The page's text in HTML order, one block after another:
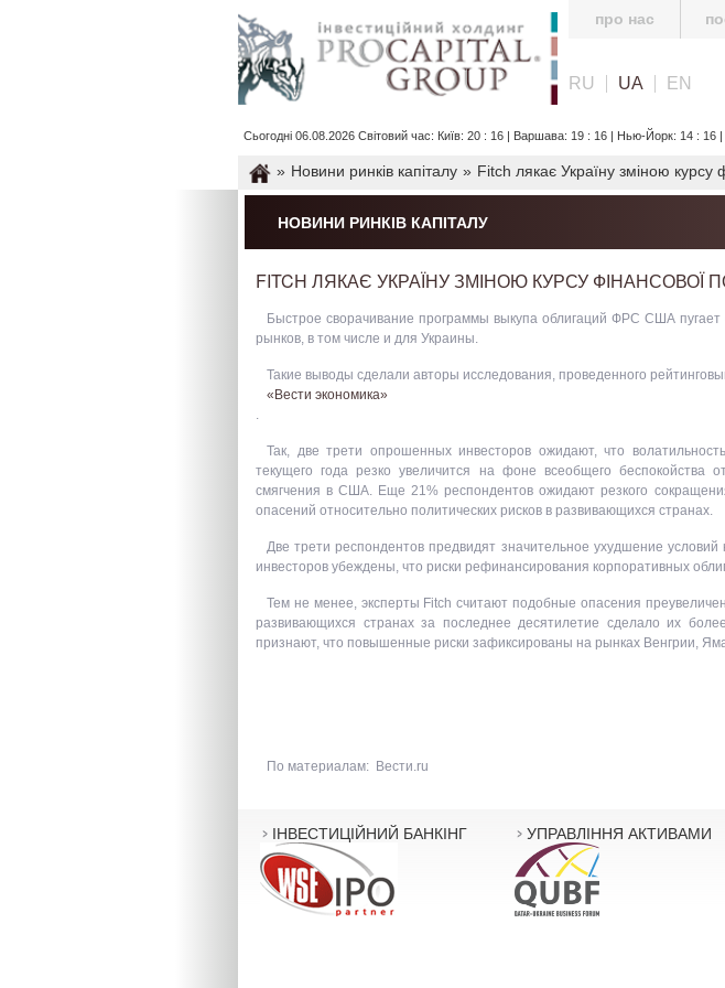
про нас
RU UA EN
Сьогодні 06.08.2026 Світовий час: Київ: 20 : 16 | Варшава: 19 : 16 | Нью-Йорк: 14 : 16
» Новини ринків капіталу » Fitch лякає Україну зміною курсу
НОВИНИ РИНКІВ КАПІТАЛУ
FITCH ЛЯКАЄ УКРАЇНУ ЗМІНОЮ КУРСУ ФІНАНСОВОЇ
Быстрое сворачивание программы выкупа облигаций ФРС США
рынков, в том числе и для Украины.
Такие выводы сделали авторы исследования, проведенного
«Вести экономика»
Так, две трети опрошенных инвесторов ожидают, что
текущего года резко увеличится на фоне всеобщего беспокойства
смягчения в США. Еще 21% респондентов ожидают резкого
опасений относительно политических рисков в развивающихся странах.
Две трети респондентов предвидят значительное ухудшение
инвесторов убеждены, что риски рефинансирования корпоративных
Тем не менее, эксперты Fitch считают подобные опасения
развивающихся странах за последнее десятилетие сделало их
признают, что повышенные риски зафиксированы на рынках Венгрии,
По материалам: Вести.ru
ІНВЕСТИЦІЙНИЙ БАНКІНГ УПРАВЛІННЯ АКТИВАМИ